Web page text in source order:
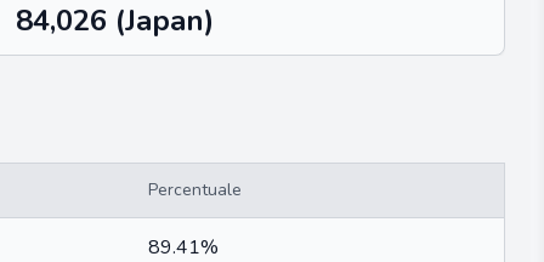
84,026 (Japan)
Percentuale
89.41%